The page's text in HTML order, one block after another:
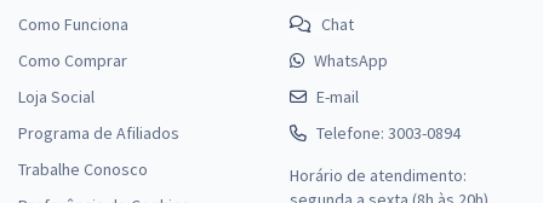
Como Funciona
Como Comprar
Loja Social
Programa de Afiliados
Trabalhe Conosco
Chat
WhatsApp
E-mail
Telefone: 3003-0894
Horário de atendimento: